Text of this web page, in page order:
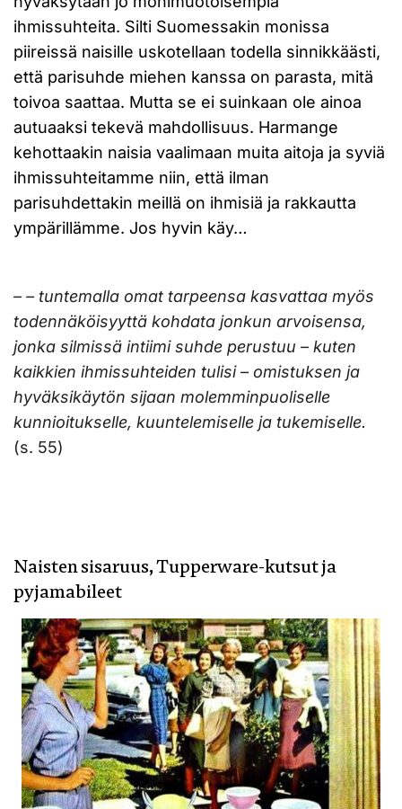
ihmissuhteita. Silti Suomessakin monissa
piireissä naisille uskotellaan todella sinnikkäästi,
että parisuhde miehen kanssa on parasta, mitä
toivoa saattaa. Mutta se ei suinkaan ole ainoa
autuaaksi tekevä mahdollisuus. Harmange
kehottaakin naisia vaalimaan muita aitoja ja syviä
ihmissuhteitamme niin, että ilman
parisuhdettakin meillä on ihmisiä ja rakkautta
ympärillämme. Jos hyvin käy…
– – tuntemalla omat tarpeensa kasvattaa myös
todennäköisyyttä kohdata jonkun arvoisensa,
jonka silmissä intiimi suhde perustuu – kuten
kaikkien ihmissuhteiden tulisi – omistuksen ja
hyväksikäytön sijaan molemminpuoliselle
kunnioitukselle, kuuntelemiselle ja tukemiselle.
(s. 55)
Naisten sisaruus, Tupperware-kutsut ja
pyjamabileet